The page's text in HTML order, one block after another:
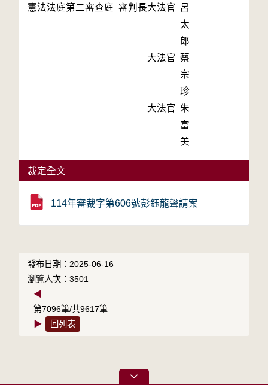
憲法法庭第二審查庭 審判長大法官 呂
太
郎
大法官 蔡
宗
珍
大法官 朱
富
美
裁定全文
114年審裁字第606號彭鈺龍聲請案
發布日期：2025-06-16
瀏覽人次：3501
◀
第7096筆/共9617筆
▶
回列表